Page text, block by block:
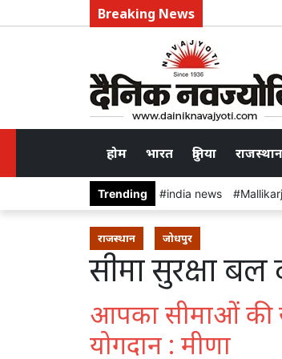
Breaking News
होम भारत दुनिया राजस्थान
Trending india news
राजस्थान जोधपुर
सीमा सुरक्षा बल
आपका सीमाओं की
योगदान : मीणा